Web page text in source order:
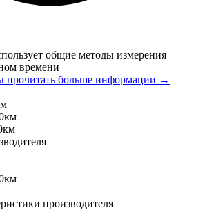
общие методы измерения
времени
прочитать больше информации →
производителя